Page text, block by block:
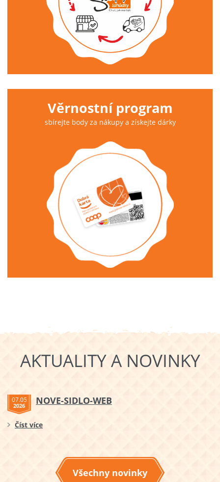
Věrnostní program
sbírejte body za nákupy a získejte dárky
AKTUALITY A NOVINKY
07.05
2026 NOVE-SIDLO-WEB
Číst více
Všechny novinky